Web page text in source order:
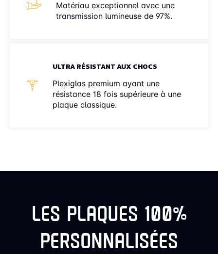
Matériau exceptionnel avec une
transmission lumineuse de 97%.
ULTRA RÉSISTANT AUX CHOCS
Plexiglas premium ayant une
résistance 18 fois supérieure à une
plaque classique.
LES PLAQUES 100%
PERSONNALISÉES